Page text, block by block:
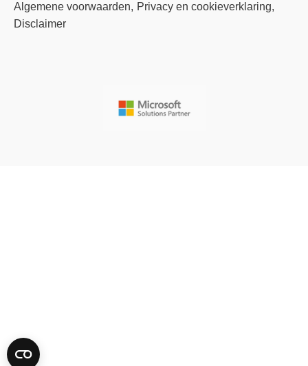
Algemene voorwaarden
Privacy en cookieverklaring
Disclaimer